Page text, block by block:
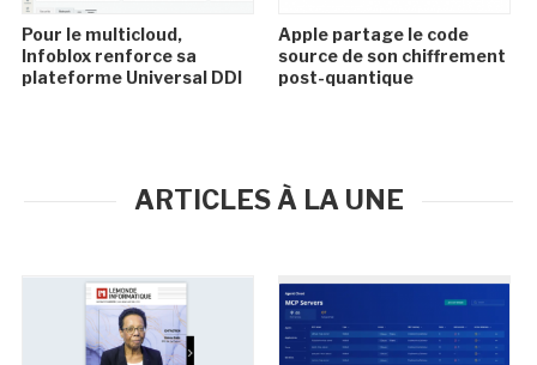
Pour le multicloud,
Infoblox renforce sa
plateforme Universal DDI
Apple partage le code
source de son chiffrement
post-quantique
ARTICLES À LA UNE